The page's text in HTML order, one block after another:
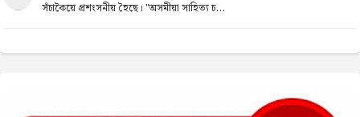
সঁচাকৈয়ে প্ৰশংসনীয় হৈছে। "অসমীয়া সাহিত্য চ...